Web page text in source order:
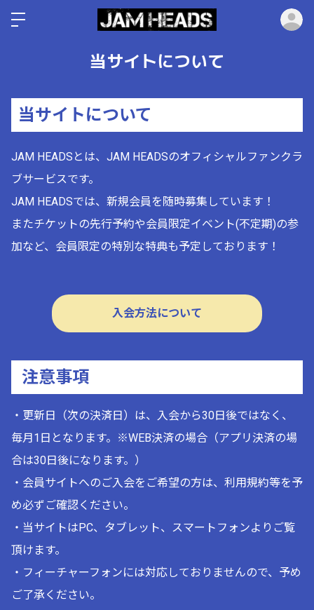
当サイトについて
当サイトについて
JAM HEADS とは、JAM HEADSのオフィシャルファンクラ
ブサービスです。
JAM HEADSでは、新規会員を随時募集しています！
またチケットの先行予約や会員限定イベント(不定期)の参
加など、会員限定の特別な特典も予定しております！
入会方法について
注意事項
・更新日（次の決済日）は、入会から30日後ではなく、
毎月1日となります。※WEB決済の場合（アプリ決済の場
合は30日後になります。）
・会員サイトへのご入会をご希望の方は、利用規約等を予
め必ずご確認ください。
・当サイトはPC、タブレット、スマートフォンよりご覧
頂けます。
・フィーチャーフォンには対応しておりませんので、予め
ご了承ください。